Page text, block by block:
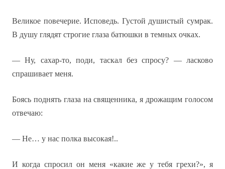
Великое повечерие. Исповедь. Густой душистый сумрак.
В душу глядят строгие глаза батюшки в темных очках.
— Ну, сахар-то, поди, таскал без спросу? — ласково
спрашивает меня.
Боясь поднять глаза на священника, я дрожащим голосом
отвечаю:
— Не… у нас полка высокая!..
И когда спросил он меня «какие же у тебя грехи?», я